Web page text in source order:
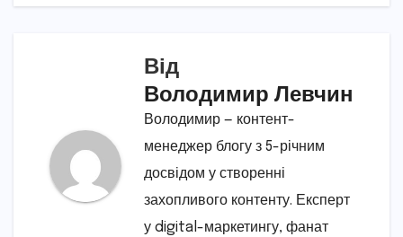
Від
Володимир Левчин
Володимир — контент-
менеджер блогу з 5-річним
досвідом у створенні
захопливого контенту. Експерт
у digital-маркетингу, фанат